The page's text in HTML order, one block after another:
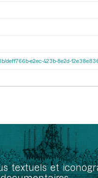
deff766b-e2ec-423b-8e2d-
textuels et